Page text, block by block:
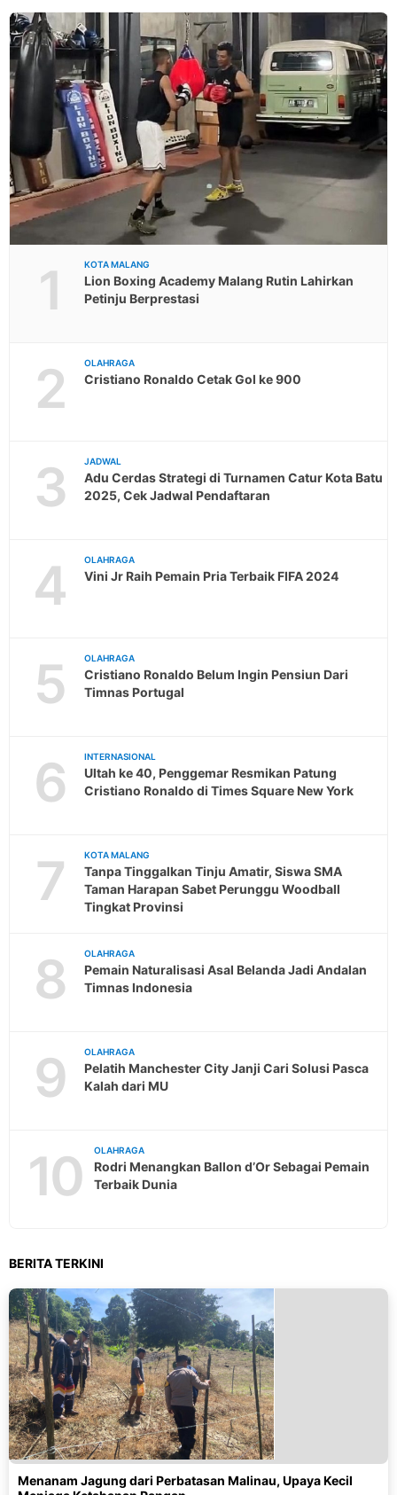
1 KOTA MALANG
Lion Boxing Academy Malang Rutin Lahirkan
Petinju Berprestasi
2 OLAHRAGA
Cristiano Ronaldo Cetak Gol ke 900
3 JADWAL
Adu Cerdas Strategi di Turnamen Catur Kota Batu
2025, Cek Jadwal Pendaftaran
4 OLAHRAGA
Vini Jr Raih Pemain Pria Terbaik FIFA 2024
5 OLAHRAGA
Cristiano Ronaldo Belum Ingin Pensiun Dari
Timnas Portugal
6 INTERNASIONAL
Ultah ke 40, Penggemar Resmikan Patung
Cristiano Ronaldo di Times Square New York
7 KOTA MALANG
Tanpa Tinggalkan Tinju Amatir, Siswa SMA
Taman Harapan Sabet Perunggu Woodball
Tingkat Provinsi
8 OLAHRAGA
Pemain Naturalisasi Asal Belanda Jadi Andalan
Timnas Indonesia
9 OLAHRAGA
Pelatih Manchester City Janji Cari Solusi Pasca
Kalah dari MU
10 OLAHRAGA
Rodri Menangkan Ballon d’Or Sebagai Pemain
Terbaik Dunia
BERITA TERKINI
Menanam Jagung dari Perbatasan Malinau, Upaya Kecil